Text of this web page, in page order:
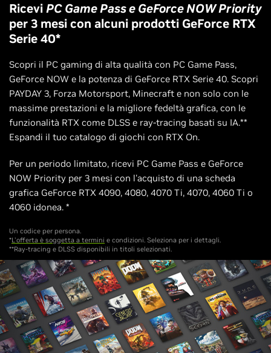
RiceviPC Game Pass e GeForce NOW Priority
per 3 mesi con alcuni prodotti GeForce RTX
Serie 40*
Scopri il PC gaming di alta qualità con PC Game Pass,
GeForce NOW e la potenza di GeForce RTX Serie 40. Scopri
PAYDAY 3, Forza Motorsport, Minecraft e non solo con le
massime prestazioni e la migliore fedeltà grafica, con le
funzionalità RTX come DLSS e ray-tracing basati su IA.**
Espandi il tuo catalogo di giochi con RTX On.
Per un periodo limitato, ricevi PC Game Pass e GeForce
NOW Priority per 3 mesi con l'acquisto di una scheda
grafica GeForce RTX 4090, 4080, 4070 Ti, 4070, 4060 Ti o
4060 idonea. *
Un codice per persona.
*L'offerta è soggetta a termini e condizioni. Seleziona per i dettagli.
**Ray-tracing e DLSS disponibili in titoli selezionati.